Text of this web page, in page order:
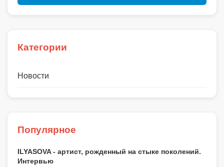
Категории
Новости
Популярное
ILYASOVA - артист, рожденный на стыке поколений.
Интервью